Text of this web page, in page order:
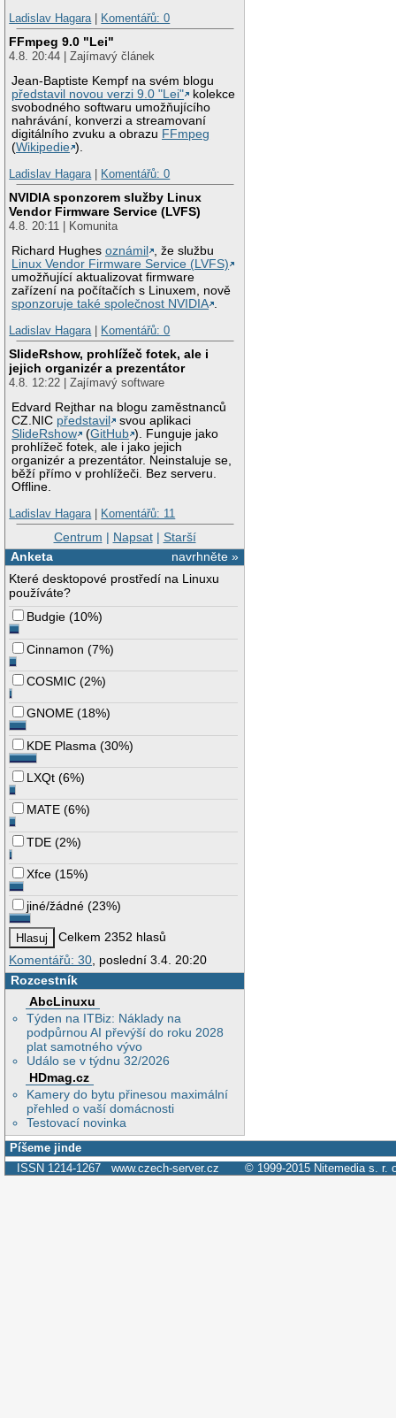
Ladislav Hagara| Komentářů: 0
FFmpeg 9.0 "Lei"
4.8. 20:44 | Zajímavý článek
Jean-Baptiste Kempf na svém blogu
představil novou verzi 9.0 "Lei"
kolekce
svobodného softwaru umožňujícího
nahrávání, konverzi a streamovaní
digitálního zvuku a obrazu FFmpeg
(Wikipedie ).
Ladislav Hagara| Komentářů: 0
NVIDIA sponzorem služby Linux
Vendor Firmware Service (LVFS)
4.8. 20:11 | Komunita
Richard Hughesoznámil
, že službu
Linux Vendor Firmware Service (LVFS)
umožňující aktualizovat firmware
zařízení na počítačích s Linuxem, nově
sponzoruje také společnost NVIDIA .
Ladislav Hagara| Komentářů: 0
SlideRshow, prohlížeč fotek, ale i
jejich organizér a prezentátor
4.8. 12:22 | Zajímavý software
Edvard Rejthar na blogu zaměstnanců
CZ.NIC představil
svou aplikaci
SlideRshow
(GitHub ). Funguje jako
prohlížeč fotek, ale i jako jejich
organizér a prezentátor. Neinstaluje se,
běží přímo v prohlížeči. Bez serveru.
Offline.
Ladislav Hagara| Komentářů: 11
Centrum | Napsat| Starší
navrhněte »
Anketa
Které desktopové prostředí na Linuxu
používáte?
Budgie (10%)
Cinnamon (7%)
COSMIC (2%)
GNOME (18%)
KDE Plasma (30%)
LXQt (6%)
MATE (6%)
TDE (2%)
Xfce (15%)
jiné/žádné (23%)
Celkem 2352 hlasů
Komentářů: 30 , poslední 3.4. 20:20
Rozcestník
AbcLinuxu
Týden na ITBiz: Náklady na
podpůrnou AI převýší do roku 2028
plat samotného vývo
Událo se v týdnu 32/2026
HDmag.cz
Kamery do bytu přinesou maximální
přehled o vaší domácnosti
Testovací novinka
Píšeme jinde
ISSN 1214-1267 www.czech-server.cz © 1999-2015 Nitemedia s. r.